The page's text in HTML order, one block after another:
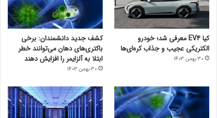
کیا EV4 معرفی شد؛ خودرو
الکتریکی عجیب و جذاب کره‌ای‌ها
30 بهمن 1403
کشف جدید دانشمندان: برخی
باکتری‌های دهان می‌توانند خطر
ابتلا به آلزایمر را افزایش دهند
30 بهمن 1403